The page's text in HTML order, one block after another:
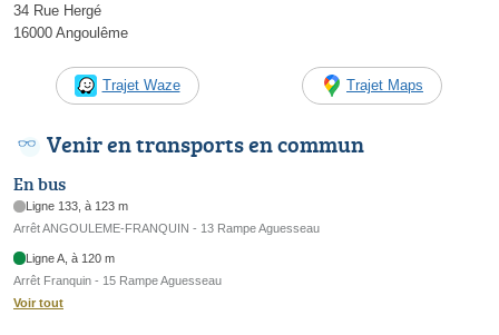
34 Rue Hergé
16000 Angoulême
Trajet Waze Trajet Maps
Venir en transports en commun
En bus
Ligne 133, à 123 m
Arrêt ANGOULEME-FRANQUIN - 13 Rampe Aguesseau
Ligne A, à 120 m
Arrêt Franquin - 15 Rampe Aguesseau
Voir tout